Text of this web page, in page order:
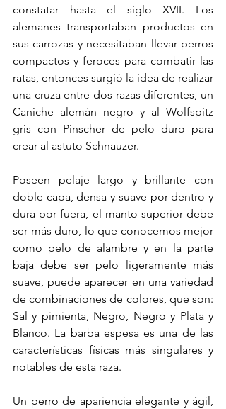
constatar hasta el siglo XVII. Los
alemanes transportaban productos en
sus carrozas y necesitaban llevar perros
compactos y feroces para combatir las
ratas, entonces surgió la idea de realizar
una cruza entre dos razas diferentes, un
Caniche alemán negro y al Wolfspitz
gris con Pinscher de pelo duro para
crear al astuto Schnauzer.
Poseen pelaje largo y brillante con
doble capa, densa y suave por dentro y
dura por fuera, el manto superior debe
ser más duro, lo que conocemos mejor
como pelo de alambre y en la parte
baja debe ser pelo ligeramente más
suave, puede aparecer en una variedad
de combinaciones de colores, que son:
Sal y pimienta, Negro, Negro y Plata y
Blanco. La barba espesa es una de las
características físicas más singulares y
notables de esta raza.
Un perro de apariencia elegante y ágil,